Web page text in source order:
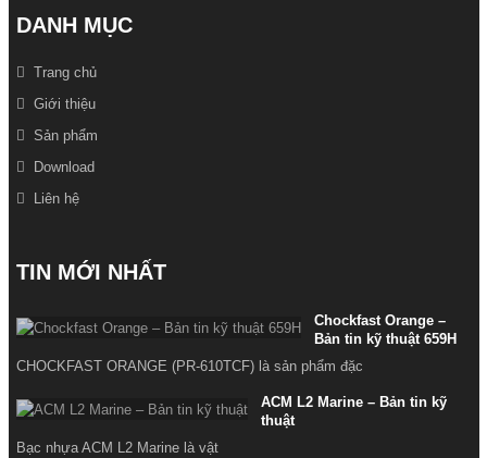
DANH MỤC
Trang chủ
Giới thiệu
Sản phẩm
Download
Liên hệ
TIN MỚI NHẤT
Chockfast Orange –
Bản tin kỹ thuật 659H
CHOCKFAST ORANGE (PR-610TCF) là sản phẩm đặc
ACM L2 Marine – Bản tin kỹ
thuật
Bạc nhựa ACM L2 Marine là vật